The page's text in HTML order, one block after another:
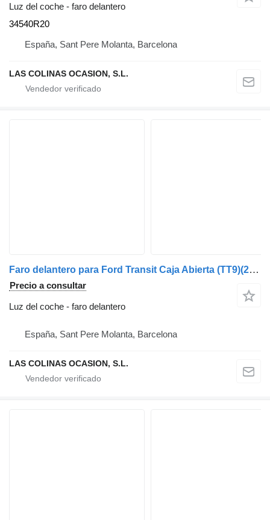
Luz del coche - faro delantero
34540R20
España, Sant Pere Molanta, Barcelona
LAS COLINAS OCASION, S.L.
Faro delantero para Ford Transit Caja Abierta (TT9)(2006->) camión
Precio a consultar
Luz del coche - faro delantero
España, Sant Pere Molanta, Barcelona
LAS COLINAS OCASION, S.L.